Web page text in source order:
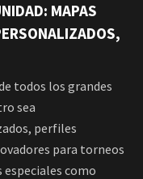
MAPAS
todos los grandes
sea
perfiles
para torneos
como